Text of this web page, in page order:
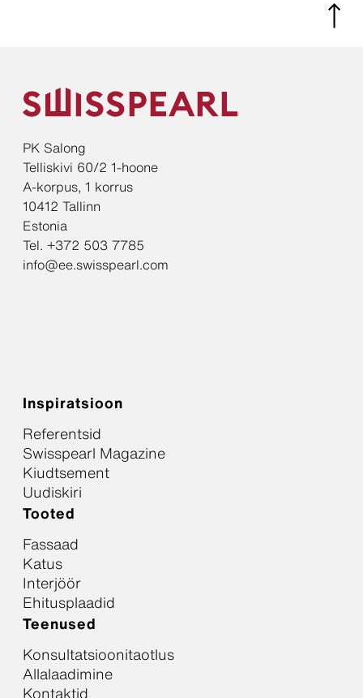
PK Salong
Telliskivi 60/2 1-hoone
A-korpus, 1 korrus
10412 Tallinn
Estonia
Tel. +372 503 7785
info@ee.swisspearl.com
Inspiratsioon
Referentsid
Swisspearl Magazine
Kiudtsement
Uudiskiri
Tooted
Fassaad
Katus
Interjöör
Ehitusplaadid
Teenused
Konsultatsioonitaotlus
Allalaadimine
Kontaktid